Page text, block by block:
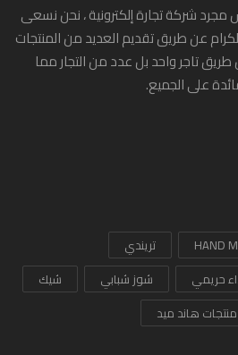
مجرد شركة تجارة إلكترونية ، نحن نسعى
عن طريق تقديم العديد من المنتجات
تاجر واحد بل عدد من التجار مما
على الجميع.
HAND
تريندي
حريمي شوز شبابي
شيك
منتجات هاند ميد